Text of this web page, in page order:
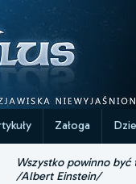
Załoga
Wszystko powinno
/Albert Einstein/